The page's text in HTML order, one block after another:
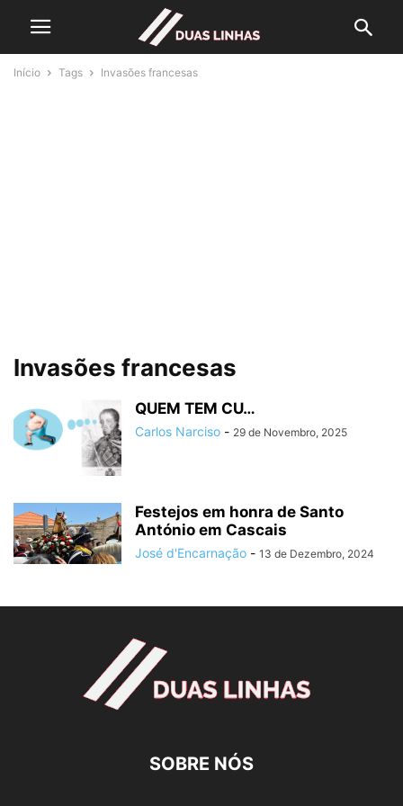
Início Tags Invasões francesas
Invasões francesas
QUEM TEM CU…
Carlos Narciso - 29 de Novembro, 2025
Festejos em honra de Santo
António em Cascais
José d'Encarnação - 13 de Dezembro, 2024
SOBRE NÓS